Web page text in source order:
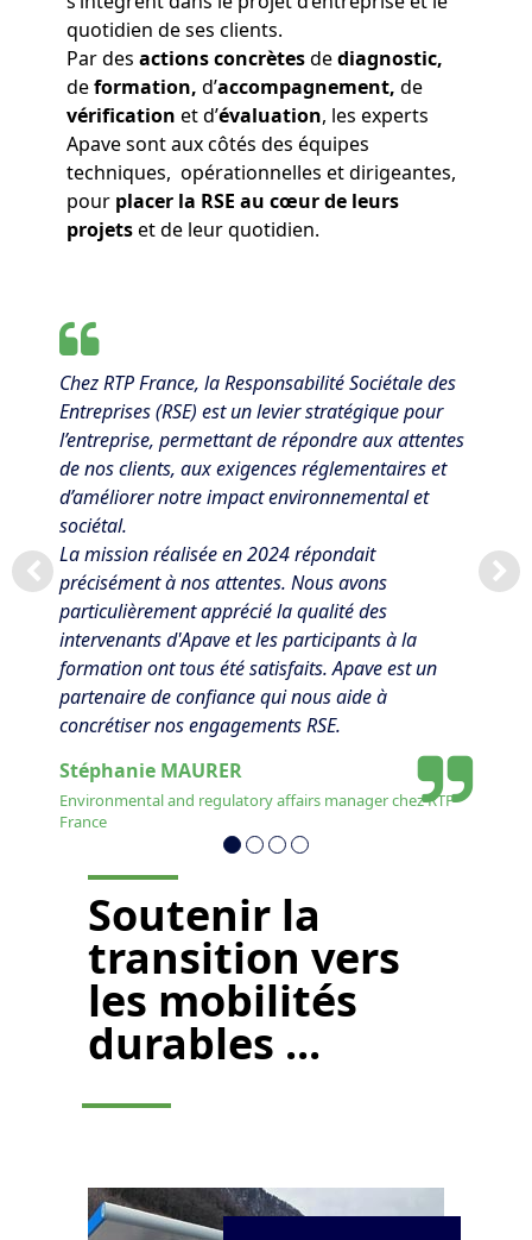
quotidien de ses clients.
Par des actions concrètesdediagnostic,
deformation, d’accompagnement, de
vérification et d’évaluation, les experts
Apave sont aux côtés des équipes
techniques, opérationnelles et dirigeantes,
pour placer la RSE au cœur de leurs
projetset de leur quotidien.
Chez RTP France, la Responsabilité Sociétale des
Entreprises (RSE) est un levier stratégique pour
l’entreprise, permettant de répondre aux attentes
de nos clients, aux exigences réglementaires et
d’améliorer notre impact environnemental et
sociétal.
La mission réalisée en 2024 répondait
précisément à nos attentes. Nous avons
particulièrement apprécié la qualité des
intervenants d'Apave et les participants à la
formation ont tous été satisfaits. Apave est un
partenaire de confiance qui nous aide à
concrétiser nos engagements RSE.
Stéphanie MAURER
Environmental and regulatory affairs manager chez RTP
France
Soutenir la
transition vers
les mobilités
durables ...